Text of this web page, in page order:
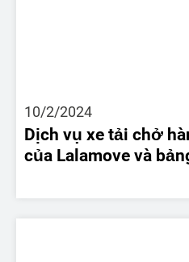
10/2/2024
Dịch vụ xe tải chở
của Lalamove và